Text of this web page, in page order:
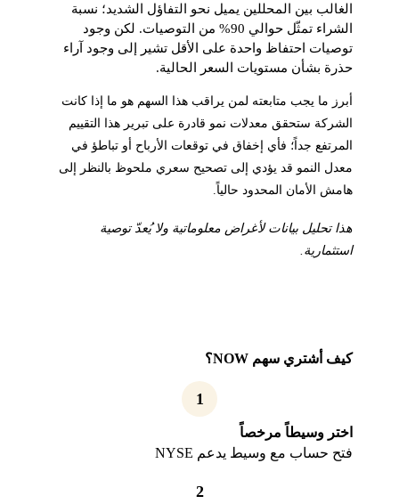
الغالب بين المحللين يميل نحو التفاؤل الشديد؛ نسبة
الشراء تمثّل حوالي 90% من التوصيات. لكن وجود
توصيات احتفاظ واحدة على الأقل تشير إلى وجود آراء
حذرة بشأن مستويات السعر الحالية.
أبرز ما يجب متابعته لمن يراقب هذا السهم هو ما إذا كانت
الشركة ستحقق معدلات نمو قادرة على تبرير هذا التقييم
المرتفع جداً؛ فأي إخفاق في توقعات الأرباح أو تباطؤ في
معدل النمو قد يؤدي إلى تصحيح سعري ملحوظ بالنظر إلى
هامش الأمان المحدود حالياً.
هذا تحليل بيانات لأغراض معلوماتية ولا يُعدّ توصية
استثمارية.
كيف أشتري سهم NOW؟
1
اختر وسيطاً مرخصاً
فتح حساب مع وسيط يدعم NYSE
2